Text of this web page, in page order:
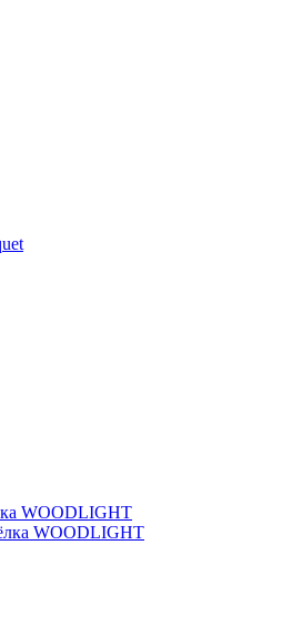
WOODLIGHT
WOODLIGHT